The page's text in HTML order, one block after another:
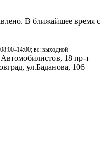
В ближайшее время с
вс: выходной
18 пр-т
ул.Баданова, 106